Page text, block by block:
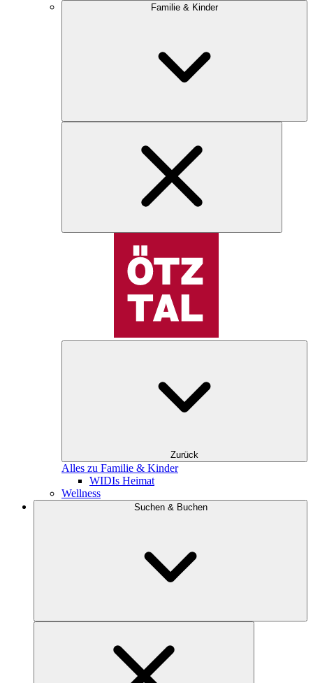
Familie & Kinder
Zurück
Alles zu Familie & Kinder
WIDIs Heimat
Wellness
Suchen & Buchen